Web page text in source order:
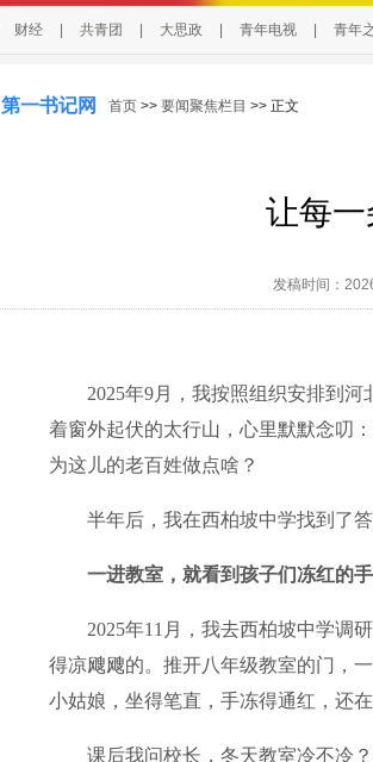
财经 共青团 大思政 青年电视 青年
第一书记网 首页 >> 要闻聚焦栏目 >> 正文
让每一
发稿时间：
2025年9月，我按照组织安排到河
着窗外起伏的太行山，心里默默念叨
为这儿的老百姓做点啥？
半年后，我在西柏坡中学找到了答
一进教室，就看到孩子们冻红的手
2025年11月，我去西柏坡中学调研
得凉飕飕的。推开八年级教室的门，
小姑娘，坐得笔直，手冻得通红，还在
课后我问校长，冬天教室冷不冷？